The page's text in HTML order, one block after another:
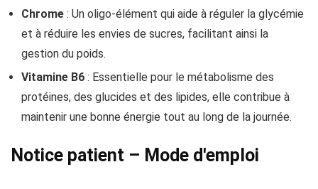
Chrome : Un oligo-élément qui aide à réguler la glycémie
et à réduire les envies de sucres, facilitant ainsi la
gestion du poids.
Vitamine B6 : Essentielle pour le métabolisme des
protéines, des glucides et des lipides, elle contribue à
maintenir une bonne énergie tout au long de la journée.
Notice patient – Mode d'emploi